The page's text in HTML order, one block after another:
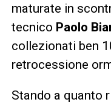
maturate in
tecnico Paolo
collezionati ben
retrocessione
Stando a quanto